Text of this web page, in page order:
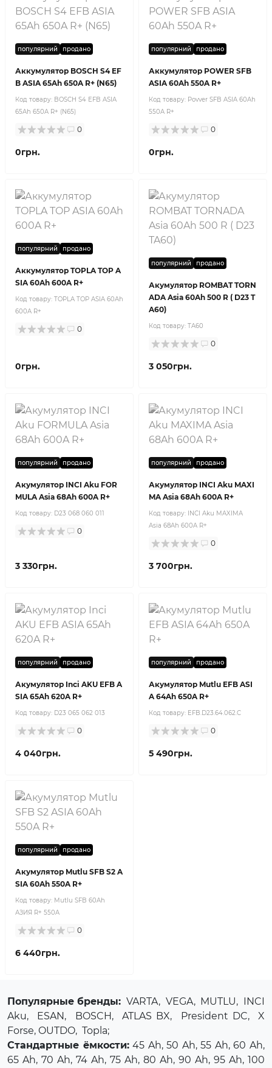
популярний продано
Аккумулятор BOSCH S4 EF
B ASIA 65Ah 650A R+ (N65)
Код товару: BOSCH S4 EFB ASIA
65Ah 650A R+ (N65)
0
0грн.
популярний продано
Аккумулятор POWER SFB
ASIA 60Ah 550A R+
Код товару: Povver SFB ASIA 60Ah
550A R+
0
0грн.
популярний продано
Аккумулятор TOPLA TOP A
SIA 60Ah 600A R+
Код товару: TOPLA TOP ASIA 60Ah
600A R+
0
0грн.
популярний продано
Акумулятор ROMBAT TORN
ADA Asia 60Ah 500 R ( D23 T
A60)
Код товару: TA60
0
3 050грн.
популярний продано
Акумулятор INCI Aku FOR
MULA Asia 68Ah 600A R+
Код товару: D23 068 060 011
0
3 330грн.
популярний продано
Акумулятор INCI Aku MAXI
MA Asia 68Ah 600A R+
Код товару: INCI Aku MAXIMA
Asia 68Ah 600A R+
0
3 700грн.
популярний продано
Акумулятор Inci AKU EFB A
SIA 65Ah 620A R+
Код товару: D23 065 062 013
0
4 040грн.
популярний продано
Акумулятор Mutlu EFB ASI
A 64Ah 650A R+
Код товару: EFB.D23.64.062.C
0
5 490грн.
популярний продано
Акумулятор Mutlu SFB S2 A
SIA 60Ah 550A R+
Код товару: Mutlu SFB 60Ah
АЗИЯ R+ 550A
0
6 440грн.
Популярные бренды: VARTA, VEGA, MUTLU, INCI
Aku, ESAN, BOSCH,ATLAS BX, President DC,X
Forse, OUTDO, Topla;
Стандартные ёмкости:45 Ah, 50 Ah, 55 Ah, 60 Ah,
65 Ah, 70 Ah, 74 Ah, 75 Ah, 80 Ah, 90 Ah, 95 Ah, 100